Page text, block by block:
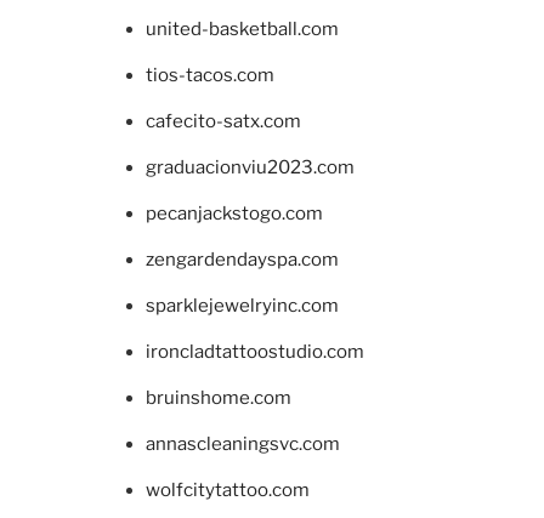
united-basketball.com
tios-tacos.com
cafecito-satx.com
graduacionviu2023.com
pecanjackstogo.com
zengardendayspa.com
sparklejewelryinc.com
ironcladtattoostudio.com
bruinshome.com
annascleaningsvc.com
wolfcitytattoo.com